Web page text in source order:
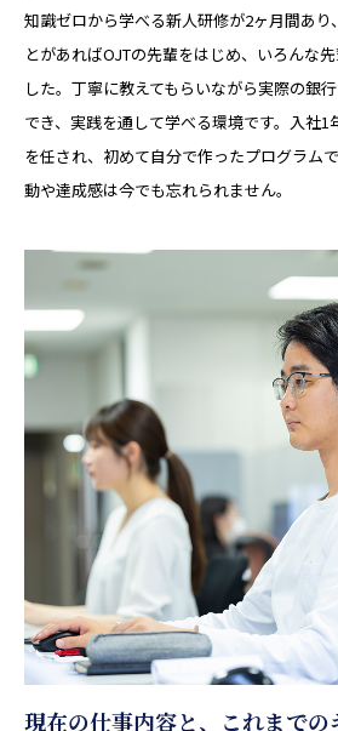
知識ゼロから学べる新人研修が2ヶ月間あり
とがあればOJTの先輩をはじめ、いろんな
した。丁寧に教えてもらいながら実際の銀
でき、実践を通して学べる環境です。入社
を任され、初めて自分で作ったプログラム
動や達成感は今でも忘れられません。
現在の仕事内容と、これまでの